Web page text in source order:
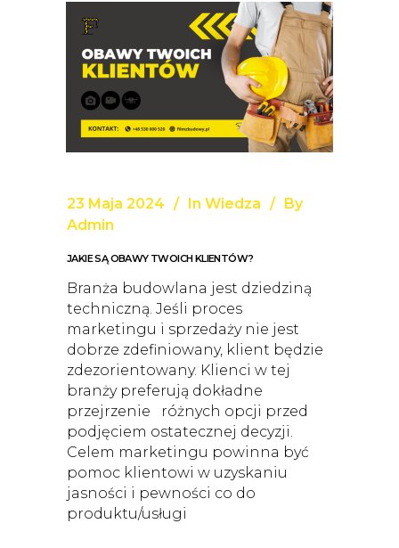
23 Maja 2024 In Wiedza
By
Admin
JAKIE SĄ OBAWY TWOICH KLIENTÓW?
Branża budowlana jest dziedziną
techniczną. Jeśli proces
marketingu i sprzedaży nie jest
dobrze zdefiniowany, klient będzie
zdezorientowany. Klienci w tej
branży preferują dokładne
przejrzenie różnych opcji przed
podjęciem ostatecznej decyzji.
Celem marketingu powinna być
pomoc klientowi w uzyskaniu
jasności i pewności co do
produktu/usługi